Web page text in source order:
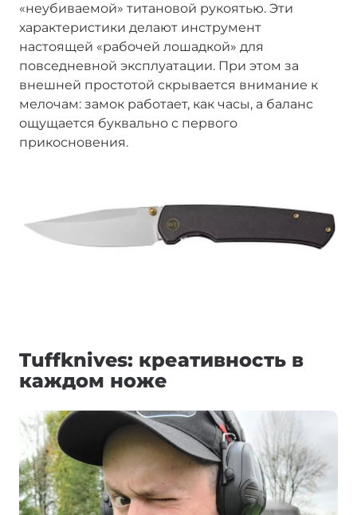
«неубиваемой» титановой рукоятью. Эти
характеристики делают инструмент
настоящей «рабочей лошадкой» для
повседневной эксплуатации. При этом за
внешней простотой скрывается внимание к
мелочам: замок работает, как часы, а баланс
ощущается буквально с первого
прикосновения.
Tuffknives: креативность в
каждом ноже